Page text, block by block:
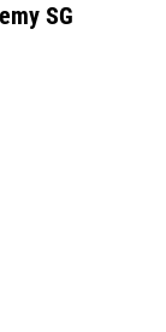
SG